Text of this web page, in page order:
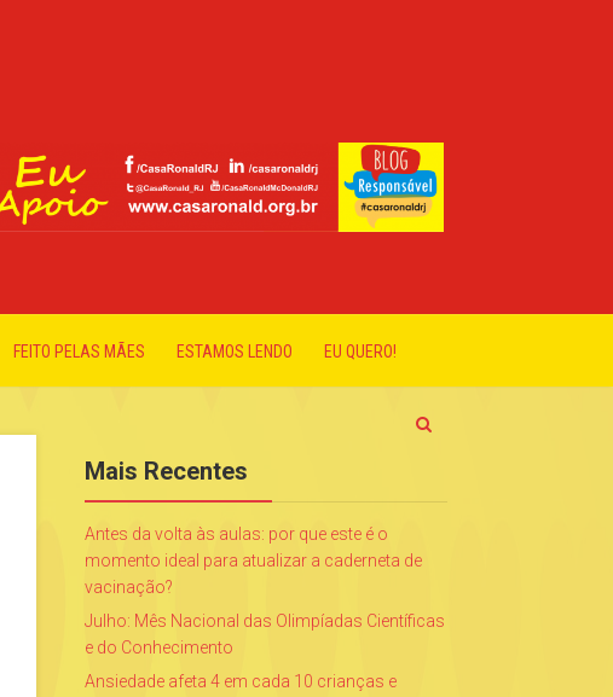
FEITO PELAS MÃES ESTAMOS LENDO EU QUERO!
Mais Recentes
Antes da volta às aulas: por que este é o
momento ideal para atualizar a caderneta de
vacinação?
Julho: Mês Nacional das Olimpíadas Científicas
e do Conhecimento
Ansiedade afeta 4 em cada 10 crianças e